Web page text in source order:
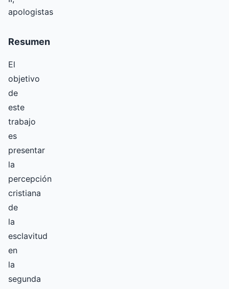
apologistas
Resumen
El
objetivo
de
este
trabajo
es
presentar
la
percepción
cristiana
de
la
esclavitud
en
la
segunda